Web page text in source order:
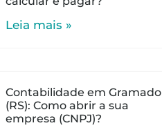
Leia mais »
Contabilidade em Gramado
(RS): Como abrir a sua
empresa (CNPJ)?